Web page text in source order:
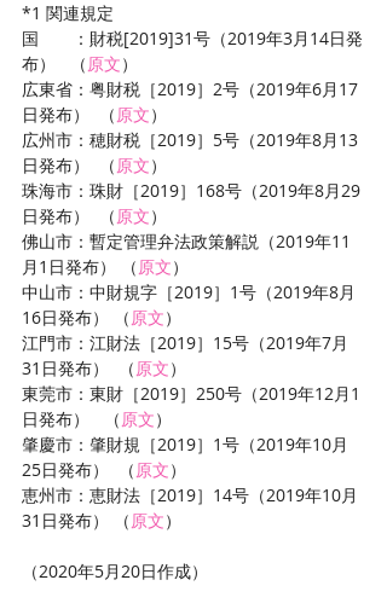
*1 関連規定
国　　：財税[2019]31号（2019年3月14日発
布）   （原文）
広東省：粤財税［2019］2号（2019年6月17
日発布）  （原文）
広州市：穂財税［2019］5号（2019年8月13
日発布）  （原文）
珠海市：珠財［2019］168号（2019年8月29
日発布）  （原文）
佛山市：暫定管理弁法政策解説（2019年11
月1日発布） （原文）
中山市：中財規字［2019］1号（2019年8月
16日発布） （原文）
江門市：江財法［2019］15号（2019年7月
31日発布）  （原文）
東莞市：東財［2019］250号（2019年12月1
日発布）   （原文）
肇慶市：肇財規［2019］1号（2019年10月
25日発布）  （原文）
恵州市：恵財法［2019］14号（2019年10月
31日発布） （原文）
（2020年5月20日作成）